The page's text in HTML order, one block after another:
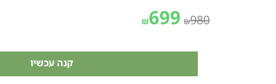
₪980
₪699
קנה עכשיו